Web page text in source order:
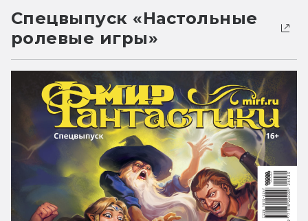
Спецвыпуск «Настольные
ролевые игры»